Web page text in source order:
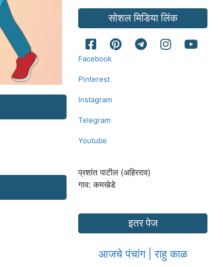
सोशल मिडिया लिंक
Facebook
Pinterest
Instagram
Telegram
Youtube
प्रशांत पाटील (अहिरराव)
गाव: कमखेडे
इतर पेज
आजचे पंचांग | राहु काळ